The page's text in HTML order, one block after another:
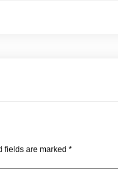
fields are marked *